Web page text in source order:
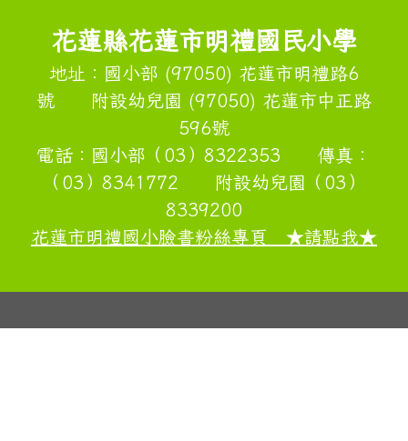
頁尾區域內容
花蓮縣花蓮市明禮國民小學
地址：國小部 (97050) 花蓮市明禮路6
號 附設幼兒園 (97050) 花蓮市中正路
596號
電話：國小部（03）8322353 傳真：
（03）8341772 附設幼兒園（03）
8339200
花蓮市明禮國小臉書粉絲專頁 ★請點我★